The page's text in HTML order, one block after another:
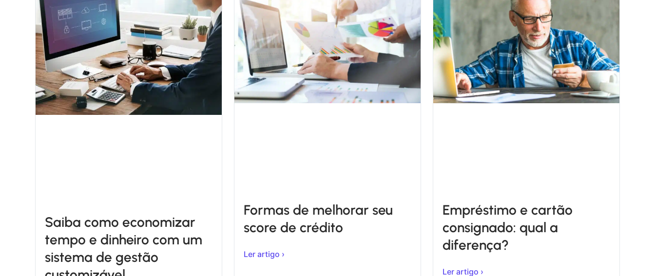
Saiba como economizar
tempo e dinheiro com um
sistema de gestão
Formas de melhorar seu
score de crédito
Ler artigo ›
Empréstimo e cartão
consignado: qual a
diferença?
Ler artigo ›